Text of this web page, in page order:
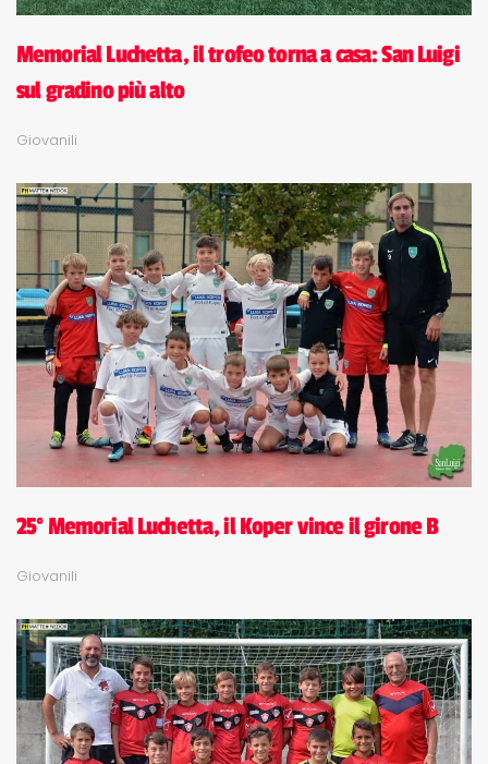
Memorial Luchetta, il trofeo torna a casa: San Luigi
sul gradino più alto
Giovanili
25° Memorial Luchetta, il Koper vince il girone B
Giovanili